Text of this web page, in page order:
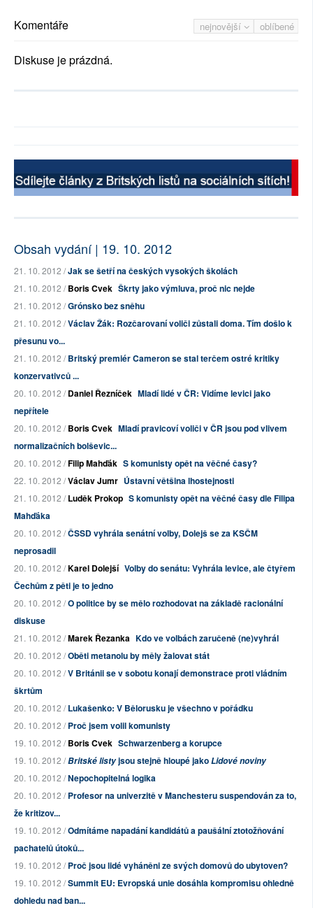
nejnovější oblíbené
Komentáře
Diskuse je prázdná.
Obsah vydání | 19. 10. 2012
21. 10. 2012 /Jak se šetří na českých vysokých školách
21. 10. 2012 /Boris Cvek Škrty jako výmluva, proč nic nejde
21. 10. 2012 /Grónsko bez sněhu
21. 10. 2012 /Václav Žák: Rozčarovaní voliči zůstali doma. Tím došlo k
přesunu vo...
21. 10. 2012 /Britský premiér Cameron se stal terčem ostré kritiky
konzervativců ...
20. 10. 2012 /Daniel Řezníček Mladí lidé v ČR: Vidíme levici jako
nepřítele
20. 10. 2012 /Boris Cvek Mladí pravicoví voliči v ČR jsou pod vlivem
normalizačních bolševic...
20. 10. 2012 /Filip Mahďák S komunisty opět na věčné časy?
22. 10. 2012 /Václav Jumr Ústavní většina lhostejnosti
21. 10. 2012 /Luděk Prokop S komunisty opět na věčné časy dle Filipa
Mahďáka
20. 10. 2012 /ČSSD vyhrála senátní volby, Dolejš se za KSČM
neprosadil
20. 10. 2012 /Karel Dolejší Volby do senátu: Vyhrála levice, ale čtyřem
Čechům z pěti je to jedno
20. 10. 2012 /O politice by se mělo rozhodovat na základě racionální
diskuse
21. 10. 2012 /Marek Řezanka Kdo ve volbách zaručeně (ne)vyhrál
20. 10. 2012 /Oběti metanolu by měly žalovat stát
20. 10. 2012 /V Británii se v sobotu konají demonstrace proti vládním
škrtům
20. 10. 2012 /Lukašenko: V Bělorusku je všechno v pořádku
20. 10. 2012 /Proč jsem volil komunisty
19. 10. 2012 /Boris Cvek Schwarzenberg a korupce
19. 10. 2012 /Britské listyjsou stejně hloupé jakoLidové noviny
20. 10. 2012 /Nepochopitelná logika
20. 10. 2012 /Profesor na univerzitě v Manchesteru suspendován za to,
že kritizov...
19. 10. 2012 /Odmítáme napadání kandidátů a paušální ztotožňování
pachatelů útoků...
19. 10. 2012 /Proč jsou lidé vyháněni ze svých domovů do ubytoven?
19. 10. 2012 /Summit EU: Evropská unie dosáhla kompromisu ohledně
dohledu nad ban...